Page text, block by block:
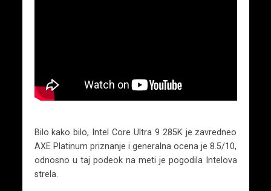
Bilo kako bilo, Intel Core Ultra 9 285K je zavredneo
AXE Platinum priznanje i generalna ocena je 8.5/10,
odnosno u taj podeok na meti je pogodila Intelova
strela.